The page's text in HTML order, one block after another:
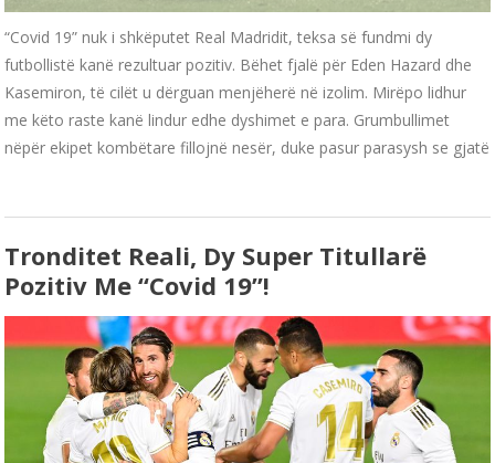
“Covid 19” nuk i shkëputet Real Madridit, teksa së fundmi dy
futbollistë kanë rezultuar pozitiv. Bëhet fjalë për Eden Hazard dhe
Kasemiron, të cilët u dërguan menjëherë në izolim. Mirëpo lidhur
me këto raste kanë lindur edhe dyshimet e para. Grumbullimet
nëpër ekipet kombëtare fillojnë nesër, duke pasur parasysh se gjatë
Tronditet Reali, Dy Super Titullarë
Pozitiv Me “Covid 19”!